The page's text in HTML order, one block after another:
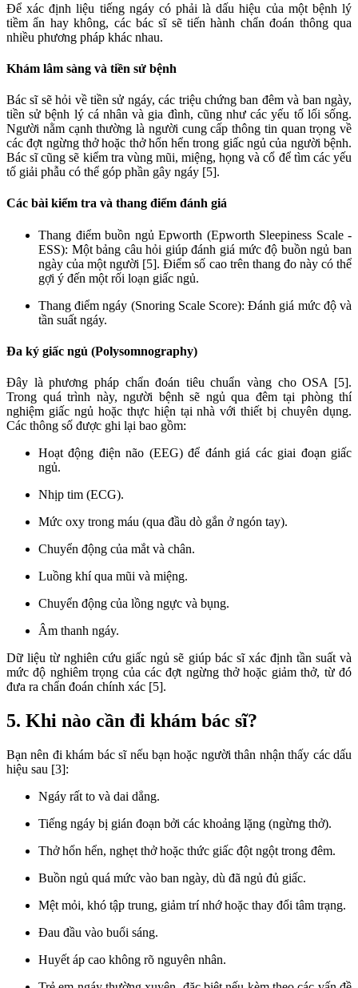
Để xác định liệu tiếng ngáy có phải là dấu hiệu của một bệnh lý
tiềm ẩn hay không, các bác sĩ sẽ tiến hành chẩn đoán thông qua
nhiều phương pháp khác nhau.
Khám lâm sàng và tiền sử bệnh
Bác sĩ sẽ hỏi về tiền sử ngáy, các triệu chứng ban đêm và ban ngày,
tiền sử bệnh lý cá nhân và gia đình, cũng như các yếu tố lối sống.
Người nằm cạnh thường là người cung cấp thông tin quan trọng về
các đợt ngừng thở hoặc thở hổn hển trong giấc ngủ của người bệnh.
Bác sĩ cũng sẽ kiểm tra vùng mũi, miệng, họng và cổ để tìm các yếu
tố giải phẫu có thể góp phần gây ngáy [5].
Các bài kiểm tra và thang điểm đánh giá
Thang điểm buồn ngủ Epworth (Epworth Sleepiness Scale -
ESS): Một bảng câu hỏi giúp đánh giá mức độ buồn ngủ ban
ngày của một người [5]. Điểm số cao trên thang đo này có thể
gợi ý đến một rối loạn giấc ngủ.
Thang điểm ngáy (Snoring Scale Score): Đánh giá mức độ và
tần suất ngáy.
Đa ký giấc ngủ (Polysomnography)
Đây là phương pháp chẩn đoán tiêu chuẩn vàng cho OSA [5].
Trong quá trình này, người bệnh sẽ ngủ qua đêm tại phòng thí
nghiệm giấc ngủ hoặc thực hiện tại nhà với thiết bị chuyên dụng.
Các thông số được ghi lại bao gồm:
Hoạt động điện não (EEG) để đánh giá các giai đoạn giấc
ngủ.
Nhịp tim (ECG).
Mức oxy trong máu (qua đầu dò gắn ở ngón tay).
Chuyển động của mắt và chân.
Luồng khí qua mũi và miệng.
Chuyển động của lồng ngực và bụng.
Âm thanh ngáy.
Dữ liệu từ nghiên cứu giấc ngủ sẽ giúp bác sĩ xác định tần suất và
mức độ nghiêm trọng của các đợt ngừng thở hoặc giảm thở, từ đó
đưa ra chẩn đoán chính xác [5].
5. Khi nào cần đi khám bác sĩ?
Bạn nên đi khám bác sĩ nếu bạn hoặc người thân nhận thấy các dấu
hiệu sau [3]:
Ngáy rất to và dai dẳng.
Tiếng ngáy bị gián đoạn bởi các khoảng lặng (ngừng thở).
Thở hổn hển, nghẹt thở hoặc thức giấc đột ngột trong đêm.
Buồn ngủ quá mức vào ban ngày, dù đã ngủ đủ giấc.
Mệt mỏi, khó tập trung, giảm trí nhớ hoặc thay đổi tâm trạng.
Đau đầu vào buổi sáng.
Huyết áp cao không rõ nguyên nhân.